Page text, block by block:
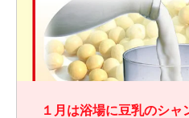
１月は浴場に豆乳のシャ